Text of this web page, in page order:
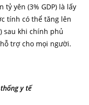
yên (3% GDP) là lấy
tính có thể tăng lên
sau khi chính phủ
trợ cho mọi người.
y tế